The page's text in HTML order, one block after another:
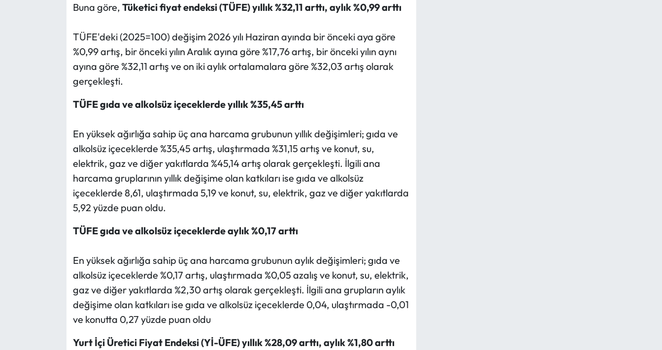
Buna göre, Tüketici fiyat endeksi (TÜFE) yıllık %32,11 arttı, aylık %0,99 arttı
TÜFE'deki (2025=100) değişim 2026 yılı Haziran ayında bir önceki aya göre
%0,99 artış, bir önceki yılın Aralık ayına göre %17,76 artış, bir önceki yılın aynı
ayına göre %32,11 artış ve on iki aylık ortalamalara göre %32,03 artış olarak
gerçekleşti.
TÜFE gıda ve alkolsüz içeceklerde yıllık %35,45 arttı
En yüksek ağırlığa sahip üç ana harcama grubunun yıllık değişimleri; gıda ve
alkolsüz içeceklerde %35,45 artış, ulaştırmada %31,15 artış ve konut, su,
elektrik, gaz ve diğer yakıtlarda %45,14 artış olarak gerçekleşti. İlgili ana
harcama gruplarının yıllık değişime olan katkıları ise gıda ve alkolsüz
içeceklerde 8,61, ulaştırmada 5,19 ve konut, su, elektrik, gaz ve diğer yakıtlarda
5,92 yüzde puan oldu.
TÜFE gıda ve alkolsüz içeceklerde aylık %0,17 arttı
En yüksek ağırlığa sahip üç ana harcama grubunun aylık değişimleri; gıda ve
alkolsüz içeceklerde %0,17 artış, ulaştırmada %0,05 azalış ve konut, su, elektrik,
gaz ve diğer yakıtlarda %2,30 artış olarak gerçekleşti. İlgili ana grupların aylık
değişime olan katkıları ise gıda ve alkolsüz içeceklerde 0,04, ulaştırmada -0,01
ve konutta 0,27 yüzde puan oldu
Yurt İçi Üretici Fiyat Endeksi (Yİ-ÜFE) yıllık %28,09 arttı, aylık %1,80 arttı